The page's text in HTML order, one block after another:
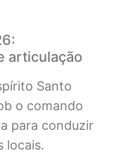
articulação
Santo
o comando
para conduzir
locais.